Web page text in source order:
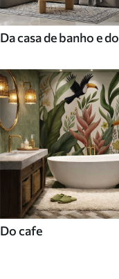
Da casa de banho e do
Do cafe